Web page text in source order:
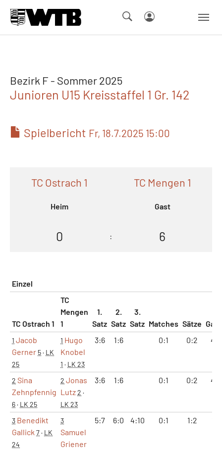
Bezirk F - Sommer 2025
Junioren U15 Kreisstaffel 1 Gr. 142
Spielbericht Fr, 18.7.2025 15:00
TC Ostrach 1
Heim
TC Mengen 1
Gast
0 : 6
Einzel
TC Ostrach 1
TC
Mengen
1
1.
Satz
2.
Satz
3.
Satz Matches Sätze
1 Jacob
Gerner 5· LK
25
1 Hugo
Knobel
1 · LK 23
3:6 1:6 0:1 0:2
2 Sina
Zehnpfennig
6· LK 25
2 Jonas
Lutz2 ·
LK 23
3:6 1:6 0:1 0:2
3 Benedikt
Gallick 7· LK
24
3
Samuel
Griener
5:7 6:0 4:10 0:1 1:2